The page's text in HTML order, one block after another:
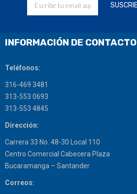
INFORMACIÓN DE CONTACTO
Teléfonos:
316-469 3481
313-553 0693
313-553 4845
Dirección:
Carrera 33 No. 48-30 Local 110
Centro Comercial Cabecera Plaza
Bucaramanga – Santander
Correos: